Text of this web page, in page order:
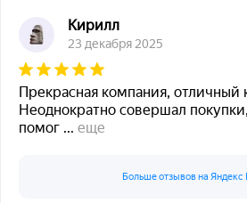
Кирилл
23 декабря 2025
Прекрасная компания, отличный
Неоднократно совершал
помог ... еще
Больше отзывов на Яндекс